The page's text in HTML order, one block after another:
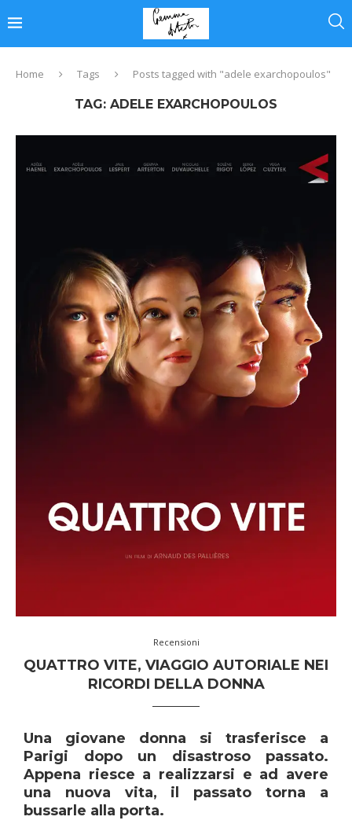
Home Tags Posts tagged with "adele exarchopoulos"
TAG: ADELE EXARCHOPOULOS
Recensioni
QUATTRO VITE, VIAGGIO AUTORIALE NEI
RICORDI DELLA DONNA
Una giovane donna si trasferisce a
Parigi dopo un disastroso passato.
Appena riesce a realizzarsi e ad avere
una nuova vita, il passato torna a
bussarle alla porta.